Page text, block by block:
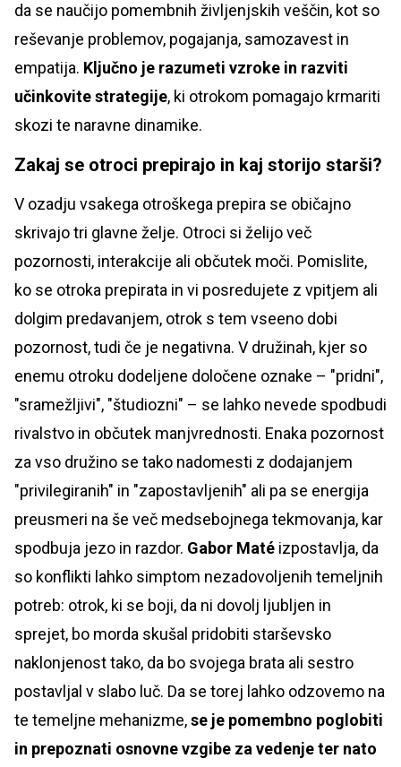
da se naučijo pomembnih življenjskih veščin, kot so
reševanje problemov, pogajanja, samozavest in
empatija. Ključno je razumeti vzroke in razviti
učinkovite strategije, ki otrokom pomagajo krmariti
skozi te naravne dinamike.
Zakaj se otroci prepirajo in kaj storijo starši?
V ozadju vsakega otroškega prepira se običajno
skrivajo tri glavne želje. Otroci si želijo več
pozornosti, interakcije ali občutek moči. Pomislite,
ko se otroka prepirata in vi posredujete z vpitjem ali
dolgim predavanjem, otrok s tem vseeno dobi
pozornost, tudi če je negativna. V družinah, kjer so
enemu otroku dodeljene določene oznake – "pridni",
"sramežljivi", "študiozni" – se lahko nevede spodbudi
rivalstvo in občutek manjvrednosti. Enaka pozornost
za vso družino se tako nadomesti z dodajanjem
"privilegiranih" in "zapostavljenih" ali pa se energija
preusmeri na še več medsebojnega tekmovanja, kar
spodbuja jezo in razdor. Gabor Maté izpostavlja, da
so konflikti lahko simptom nezadovoljenih temeljnih
potreb: otrok, ki se boji, da ni dovolj ljubljen in
sprejet, bo morda skušal pridobiti starševsko
naklonjenost tako, da bo svojega brata ali sestro
postavljal v slabo luč. Da se torej lahko odzovemo na
te temeljne mehanizme,se je pomembno poglobiti
in prepoznati osnovne vzgibe za vedenje ter nato